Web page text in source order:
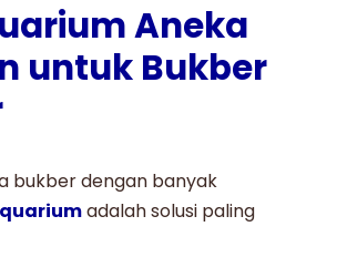
Aneka
untuk Bukber
bukber dengan banyak
adalah solusi paling